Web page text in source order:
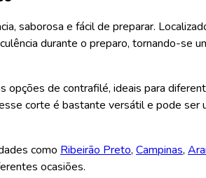
saborosa e fácil de preparar.
durante o preparo, tornando-se
opções de contrafilé, ideais para
corte é bastante versátil e pode ser
como Ribeirão Preto, Campinas,
ocasiões.